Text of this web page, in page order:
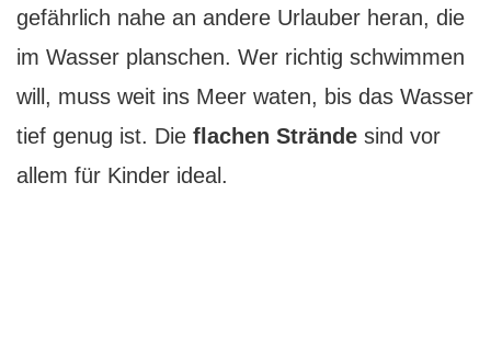
gefährlich nahe an andere Urlauber heran, die
im Wasser planschen. Wer richtig schwimmen
will, muss weit ins Meer waten, bis das Wasser
tief genug ist. Die flachen Strände sind vor
allem für Kinder ideal.